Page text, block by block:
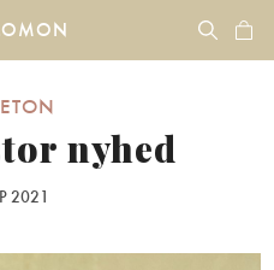
nyhed
2021